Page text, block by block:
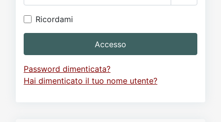
Mostra
Ricordami
Accesso
Password dimenticata?
Hai dimenticato il tuo nome utente?